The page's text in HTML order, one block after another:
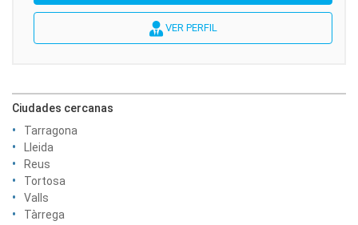
VER PERFIL
Ciudades cercanas
Tarragona
Lleida
Reus
Tortosa
Valls
Tàrrega